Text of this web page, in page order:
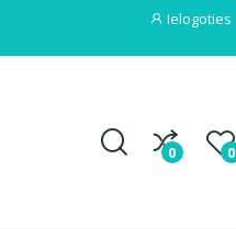
Ielogoties
0 0